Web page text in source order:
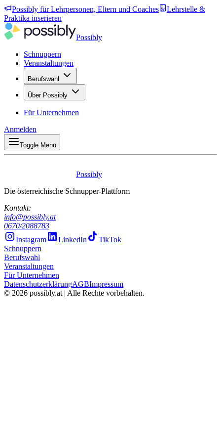
Possibly für Lehrpersonen, Eltern und Coaches
Lehrstelle &
Praktika inserieren
Possibly
Schnuppern
Veranstaltungen
Berufswahl
Über Possibly
Für Unternehmen
Anmelden
Toggle Menu
Possibly
Die österreichische Schnupper-Plattform
Kontakt:
info@possibly.at
0670/2088783
Instagram
LinkedIn
TikTok
Schnuppern
Berufswahl
Veranstaltungen
Für Unternehmen
DatenschutzerklärungAGBImpressum
© 2026 possibly.at | Alle Rechte vorbehalten.